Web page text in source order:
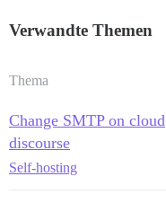
Verwandte Themen
Thema
Change SMTP on cloud
discourse
Self-hosting